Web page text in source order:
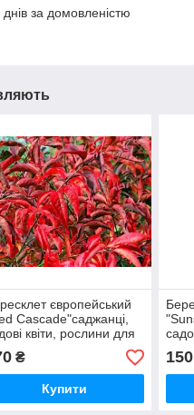
за домовленістю
європейський
Cascade"саджанці,
квіти, рослини для
багаторічники
₴
Купити
150